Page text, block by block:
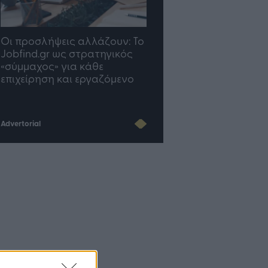
TP Greece: Πώς
διαμορφώνεται το μέλλον
του Insurance στην εποχή
του AI
Advertorial